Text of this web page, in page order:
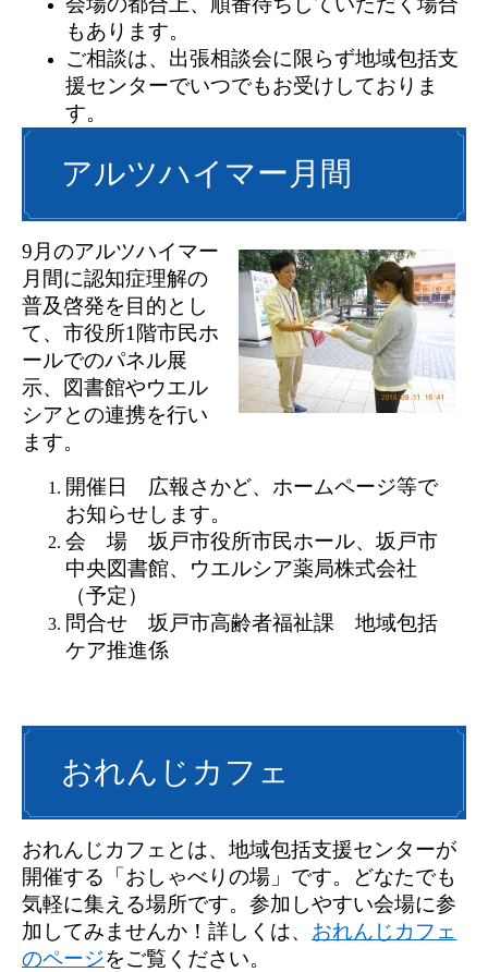
もあります。
ご相談は、出張相談会に限らず地域包括支
援センターでいつでもお受けしておりま
す。
アルツハイマー月間
9月のアルツハイマー
月間に認知症理解の
普及啓発を目的とし
て、市役所1階市民ホ
ールでのパネル展
示、図書館やウエル
シアとの連携を行い
ます。
開催日 広報さかど、ホームページ等で
お知らせします。
会 場 坂戸市役所市民ホール、坂戸市
中央図書館、ウエルシア薬局株式会社
（予定）
問合せ 坂戸市高齢者福祉課 地域包括
ケア推進係
おれんじカフェ
おれんじカフェとは、地域包括支援センターが
開催する「おしゃべりの場」です。どなたでも
気軽に集える場所です。参加しやすい会場に参
加してみませんか！詳しくは、 おれんじカフェ
のページをご覧ください。